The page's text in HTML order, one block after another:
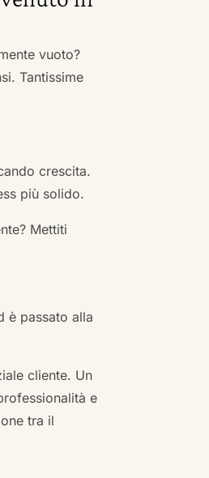
vuoto?
Tantissime
crescita.
più solido.
Mettiti
è passato alla
cliente. Un
e
tra il